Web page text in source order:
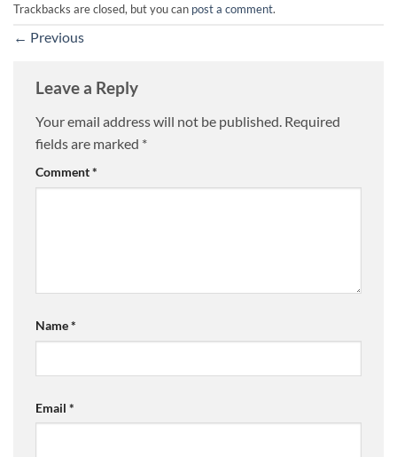
Trackbacks are closed, but you can post a comment.
← Previous
Leave a Reply
Your email address will not be published. Required
fields are marked *
Comment*
Name*
Email *